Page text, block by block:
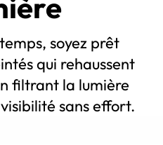
soyez prêt
qui rehaussent
filtrant la lumière
sans effort.